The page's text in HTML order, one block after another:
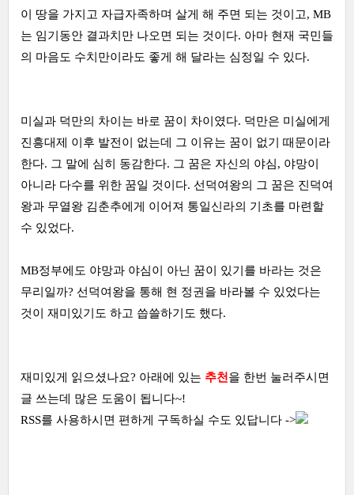
이 땅을 가지고 자급자족하며 살게 해 주면 되는 것이고, MB
는 임기동안 결과치만 나오면 되는 것이다. 아마 현재 국민들
의 마음도 수치만이라도 좋게 해 달라는 심정일 수 있다.
미실과 덕만의 차이는 바로 꿈이 차이였다. 덕만은 미실에게
진흥대제 이후 발전이 없는데 그 이유는 꿈이 없기 때문이라
한다. 그 말에 심히 동감한다. 그 꿈은 자신의 야심, 야망이
아니라 다수를 위한 꿈일 것이다. 선덕여왕의 그 꿈은 진덕여
왕과 무열왕 김춘추에게 이어져 통일신라의 기초를 마련할
수 있었다.
MB정부에도 야망과 야심이 아닌 꿈이 있기를 바라는 것은
무리일까? 선덕여왕을 통해 현 정권을 바라볼 수 있었다는
것이 재미있기도 하고 씁쓸하기도 했다.
재미있게 읽으셨나요? 아래에 있는 추천 을 한번 눌러주시면
글 쓰는데 많은 도움이 됩니다~!
RSS를 사용하시면 편하게 구독하실 수도 있답니다 ->